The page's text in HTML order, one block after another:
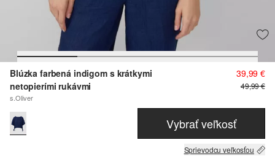
Blúzka farbená indigom s krátkymi
netopierími rukávmi
s.Oliver
39,99 €
49,99 €
Vybrať veľkosť
Sprievodcu veľkosťou